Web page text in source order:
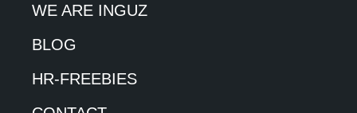
WE ARE INGUZ
BLOG
HR-FREEBIES